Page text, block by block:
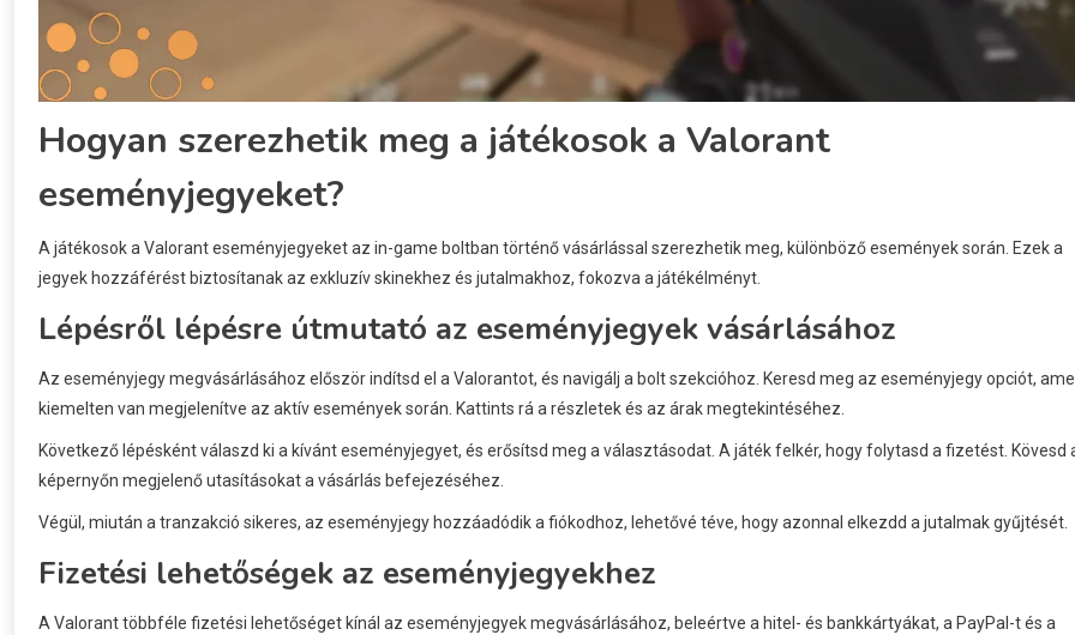
Hogyan szerezhetik meg a játékosok a Valorant
eseményjegyeket?
A játékosok a Valorant eseményjegyeket az in-game boltban történő vásárlással szerezhetik meg, különböző események során. Ezek a
jegyek hozzáférést biztosítanak az exkluzív skinekhez és jutalmakhoz, fokozva a játékélményt.
Lépésről lépésre útmutató az eseményjegyek vásárlásához
Az eseményjegy megvásárlásához először indítsd el a Valorantot, és navigálj a bolt szekcióhoz. Keresd meg az eseményjegy opciót,
kiemelten van megjelenítve az aktív események során. Kattints rá a részletek és az árak megtekintéséhez.
Következő lépésként válaszd ki a kívánt eseményjegyet, és erősítsd meg a választásodat. A játék felkér, hogy folytasd a fizetést. Kövesd
képernyőn megjelenő utasításokat a vásárlás befejezéséhez.
Végül, miután a tranzakció sikeres, az eseményjegy hozzáadódik a fiókodhoz, lehetővé téve, hogy azonnal elkezdd a jutalmak gyűjtését.
Fizetési lehetőségek az eseményjegyekhez
A Valorant többféle fizetési lehetőséget kínál az eseményjegyek megvásárlásához, beleértve a hitel- és bankkártyákat, a PayPal-t és a